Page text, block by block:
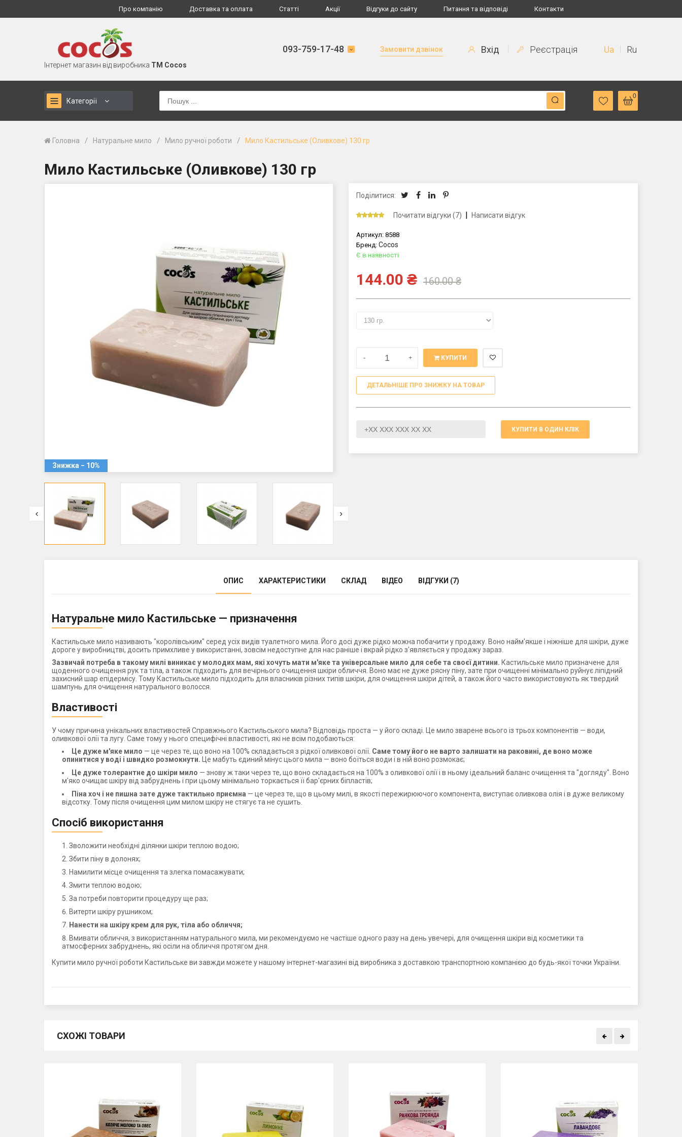
Про компанію Доставка та оплата Статті Акції Відгуки до сайту Питання та відповіді Контакти
Інтернет магазин від виробника TM Cocos
093-759-17-48 Замовити дзвінок Вхід Реєстрація Ua Ru
Категорії
0
Головна / Натуральне мило / Мило ручної роботи / Мило Кастильське (Оливкове) 130 гр
Мило Кастильське (Оливкове) 130 гр
Знижка − 10%
Поділитися:
Почитати відгуки (7) | Написати відгук
Артикул: 8588
Бренд: Cocos
Є в наявності
144.00 ₴ 160.00₴
- + КУПИТИ
ДЕТАЛЬНІШЕ ПРО ЗНИЖКУ НА ТОВАР
КУПИТИ В ОДИН КЛІК
ОПИС ХАРАКТЕРИСТИКИ СКЛАД ВІДЕО ВІДГУКИ (7)
Натуральне мило Кастильське — призначення
Кастильське мило називають "королівським" серед усіх видів туалетного мила. Його досі дуже рідко можна побачити у продажу. Воно найм'якше і ніжніше для шкіри, дуже
дороге у виробництві, досить примхливе у використанні, зовсім недоступне для нас раніше і вкрай рідко з'являється у продажу зараз.
Зазвичай потреба в такому милі виникає у молодих мам, які хочуть мати м'яке та універсальне мило для себе та своєї дитини. Кастильське мило призначене для
щоденного очищення рук та тіла, а також підходить для вечірнього очищення шкіри обличчя. Воно має не дуже рясну піну, зате при очищенні мінімально руйнує ліпідний
захисний шар епідермісу. Тому Кастильське мило підходить для власників різних типів шкіри, для очищення шкіри дітей, а також його часто використовують як твердий
шампунь для очищення натурального волосся.
Властивості
У чому причина унікальних властивостей Справжнього Кастильського мила? Відповідь проста — у його складі. Це мило зварене всього із трьох компонентів — води,
оливкової олії та лугу. Саме тому у нього специфічні властивості, які не всім подобаються:
Це дуже м'яке мило — це через те, що воно на 100% складається з рідкої оливкової олії. Саме тому його не варто залишати на раковині, де воно може
опинитися у воді і швидко розмокнути. Це мабуть єдиний мінус цього мила — воно боїться води і в ній воно розмокає;
Це дуже толерантне до шкіри мило — знову ж таки через те, що воно складається на 100% з оливкової олії і в ньому ідеальний баланс очищення та "догляду". Воно
м'яко очищає шкіру від забруднень і при цьому мінімально торкається її бар'єрних біпластів;
Піна хоч і не пишна зате дуже тактильно приємна — це через те, що в цьому милі, в якості пережирюючого компонента, виступає оливкова олія і в дуже великому
відсотку. Тому після очищення цим милом шкіру не стягує та не сушить.
Спосіб використання
Зволожити необхідні ділянки шкіри теплою водою;
Збити піну в долонях;
Намилити місце очищення та злегка помасажувати;
Змити теплою водою;
За потреби повторити процедуру ще раз;
Витерти шкіру рушником;
Нанести на шкіру крем для рук, тіла або обличчя;
Вмивати обличчя, з використанням натурального мила, ми рекомендуємо не частіше одного разу на день увечері, для очищення шкіри від косметики та
атмосферних забруднень, які осіли на обличчя протягом дня.
Купити мило ручної роботи Кастильське ви завжди можете у нашому інтернет-магазині від виробника з доставкою транспортною компанією до будь-якої точки України.
СХОЖІ ТОВАРИ